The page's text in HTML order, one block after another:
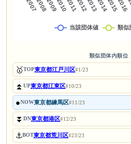
類似団体内順位
🥇TOP東京都江戸川区#1/23
⏫UP東京都江東区#10/23
●NOW東京都練馬区#11/23
⏬DN東京都港区#12/23
⚓BOT東京都荒川区#23/23